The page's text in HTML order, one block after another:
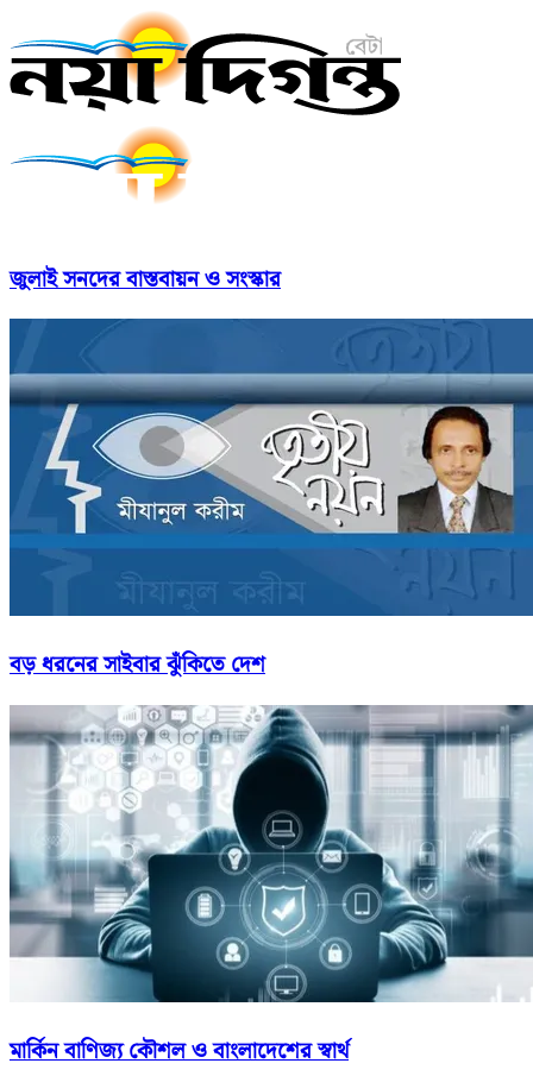
জুলাই সনদের বাস্তবায়ন ও সংস্কার
বড় ধরনের সাইবার ঝুঁকিতে দেশ
মার্কিন বাণিজ্য কৌশল ও বাংলাদেশের স্বার্থ